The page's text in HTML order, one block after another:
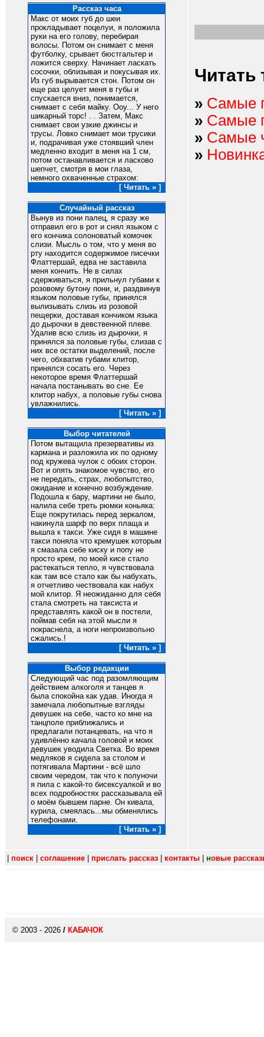
Рассказ часа
Макс от моих губ до шеи
прокладывает поцелуи, я положила
руки на его голову, перебирая
волосы. Потом он снимает с меня
футболку, срывает бюстгальтер и
ложится сверху. Начинает ласкать
сосочки, облизывая и покусывая их.
Из губ вырывается стон. Потом он
еще раз целует меня в губы и
спускается вниз, понимается,
снимает с себя майку. Ооу... У него
шикарный торс! . . Затем, Макс
снимает свои узкие джинсы и
трусы. Ловко снимает мои трусики
и, подрачивая уже стоявший член
медленно входит в меня на 1 см,
потом останавливается и ласково
шепчет, смотря в мои глаза,
немного охваченные страхом:
[ Читать » ]
Случайный рассказ
Вынув из пони палец, я сразу же
отправил его в рот и снял языком с
его кончика солоноватый комочек
слизи. Мысль о том, что у меня во
рту находится содержимое писечки
Флаттершай, едва не заставила
меня кончить. Не в силах
сдерживаться, я прильнул губами к
розовому бутону пони, и, раздвинув
языком половые губы, принялся
вылизывать слизь из розовой
пещерки, доставая кончиком языка
до дырочки в девственной плеве.
Удалив всю слизь из дырочки, я
принялся за половые губы, слизав с
них все остатки выделений, после
чего, обхватив губами клитор,
принялся сосать его. Через
некоторое время Флаттершай
начала постанывать во сне. Ее
клитор набух, а половые губы снова
увлажнились.
[ Читать » ]
Выбор читателей
Потом вытащила презервативы из
кармана и разложила их по одному
под кружева чулок с обоих сторон.
Вот и опять знакомое чувство, его
не передать, страх, любопытство,
ожидание и конечно возбуждение.
Подошла к бару, мартини не было,
налила себе треть рюмки коньяка:
Еще покрутилась перед зеркалом,
накинула шарф по верх плаща и
вышла к такси. Уже сидя в машине
такси поняла что кремушек которым
я смазала себе киску и попу не
просто крем, по моей кисе стало
растекаться тепло, я чувствовала
как там все стало как бы набухать,
я отчетливо чествовала как набух
мой клитор. Я неожиданно для себя
стала смотреть на таксиста и
представлять какой он в постели,
поймав себя на этой мысли я
покраснела, а ноги непроизвольно
сжались.!
[ Читать » ]
Выбор редакции
Следующий час под разомляющим
действием алкоголя и танцев я
была спокойна как удав. Иногда я
замечала любопытные взгляды
девушек на себе, часто ко мне на
танцполе приближались и
предлагали потанцевать, на что я
удивлённо качала головой и моих
девушек уводила Светка. Во время
медляков я сидела за столом и
потягивала Мартини - всё шло
своим чередом, так что к полуночи
я пила с какой-то бисексуалкой и во
всех подробностях рассказывала ей
о моём бывшем парне. Он кивала,
курила, смеялась...мы обменялись
телефонами.
[ Читать » ]
Читать
» Самые
» Самые
» Самые
»
поиск соглашение прислать рассказ контакты новые
© 2003 - 2026 / КАБАЧОК